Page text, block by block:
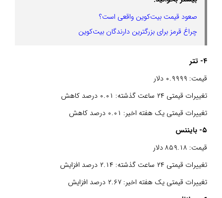
صعود قیمت بیت‌کوین واقعی است؟
چراغ قرمز برای بزرگترین دارندگان بیت‌کوین
۴- تتر
قیمت: ۰.۹۹۹۹ دلار
تغییرات قیمتی ۲۴ ساعت گذشته: ۰.۰۱ درصد کاهش
تغییرات قیمتی یک هفته اخیر: ۰.۰۱ درصد کاهش
۵- بایننس
قیمت: ۸۵۹.۱۸ دلار
تغییرات قیمتی ۲۴ ساعت گذشته: ۲.۱۴ درصد افزایش
تغییرات قیمتی یک هفته اخیر: ۲.۶۷ درصد افزایش